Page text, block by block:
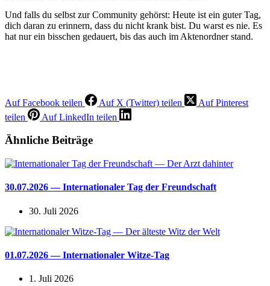
Und falls du selbst zur Community gehörst: Heute ist ein guter Tag,
dich daran zu erinnern, dass du nicht krank bist. Du warst es nie. Es
hat nur ein bisschen gedauert, bis das auch im Aktenordner stand.
Auf Facebook teilen Auf X (Twitter) teilen
Auf Pinterest
teilen
Auf LinkedIn teilen
Ähnliche Beiträge
30.07.2026 — Internationaler Tag der Freundschaft
30. Juli 2026
01.07.2026 — Internationaler Witze-Tag
1. Juli 2026